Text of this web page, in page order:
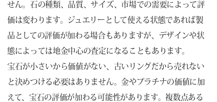
せん。石の種類、品質、サイズ、市場での需要によって評
価は変わります。ジュエリーとして使える状態であれば製
品としての評価が加わる場合もありますが、デザインや状
態によっては地金中心の査定になることもあります。
宝石が小さいから価値がない、古いリングだから売れない
と決めつける必要はありません。金やプラチナの価値に加
えて、宝石の評価が加わる可能性があります。複数点ある